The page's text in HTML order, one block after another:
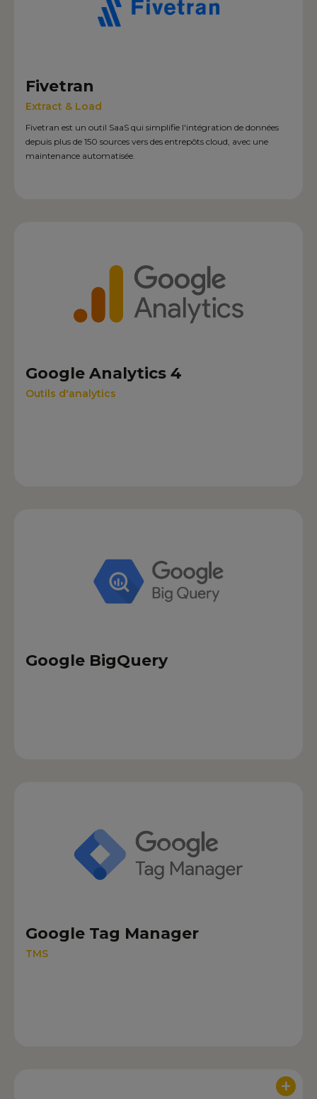
Fivetran
Extract & Load
Fivetran est un outil SaaS qui simplifie l'intégration de données
depuis plus de 150 sources vers des entrepôts cloud, avec une
maintenance automatisée.
Google Analytics 4
Outils d'analytics
Google BigQuery
Google Tag Manager
TMS
+